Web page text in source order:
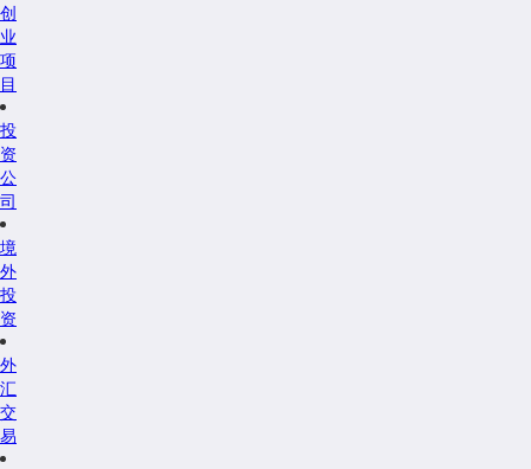
创
业
项
目
投
资
公
司
境
外
投
资
外
汇
交
易